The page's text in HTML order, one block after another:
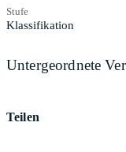
Stufe
Klassifikation
Untergeordnete
Teilen